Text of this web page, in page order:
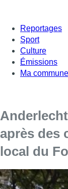
Reportages
Sport
Culture
Émissions
Ma commune
après des
local du